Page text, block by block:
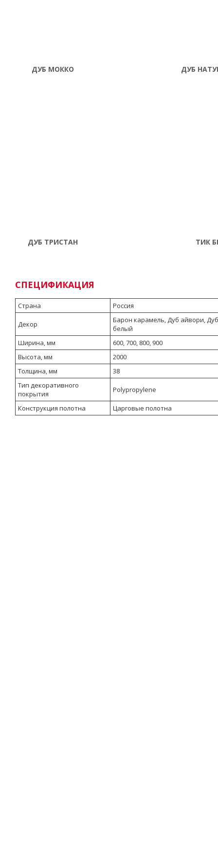
ДУБ МОККО ДУБ
ДУБ ТРИСТАН ТИК
СПЕЦИФИКАЦИЯ
Страна Россия
Декор
Барон карамель, Дуб айвори,
белый
Ширина, мм
600, 700, 800, 900
Высота, мм
2000
Толщина, мм
38
Тип декоративного
покрытия
Polypropylene
Конструкция полотна Царговые полотна